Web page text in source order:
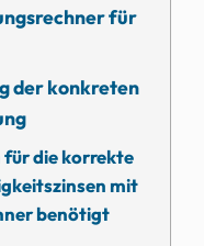
für
der konkreten
für die korrekte
mit
benötigt